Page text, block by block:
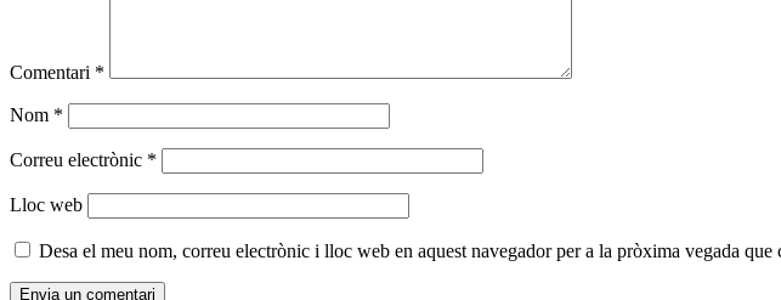
Comentari *
Nom *
Correu electrònic *
Lloc web
Desa el meu nom, correu electrònic i lloc web en aquest navegador per a la pròxima vegada que